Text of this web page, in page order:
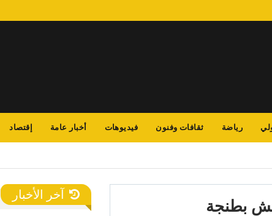
رياضة ثقافات وفنون فيديوهات أخبار عامة إقتصاد
بطنجة
آخر الأخبار